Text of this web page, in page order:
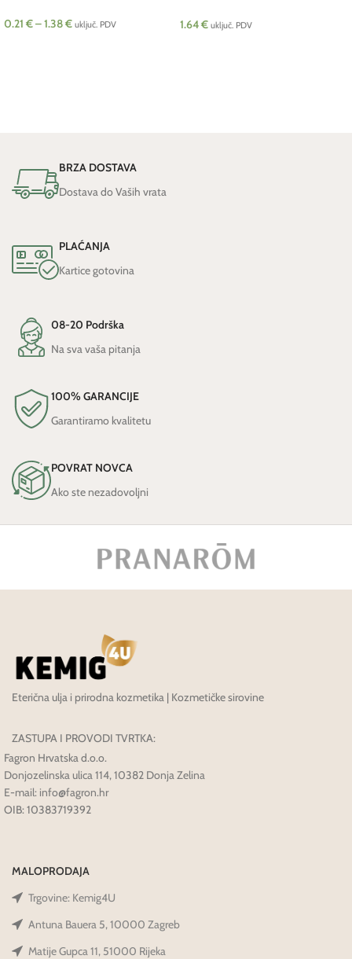
0.21 €–1.38€ uključ. PDV
1.64€ uključ. PDV
BRZA DOSTAVA
Dostava do Vaših vrata
PLAĆANJA
Kartice gotovina
08-20 Podrška
Na sva vaša pitanja
100% GARANCIJE
Garantiramo kvalitetu
POVRAT NOVCA
Ako ste nezadovoljni
Eterična ulja i prirodna kozmetika | Kozmetičke sirovine
ZASTUPA I PROVODI TVRTKA:
Fagron Hrvatska d.o.o.
Donjozelinska ulica 114, 10382 Donja Zelina
E-mail: info@fagron.hr
OIB: 10383719392
MALOPRODAJA
Trgovine: Kemig4U
Antuna Bauera 5, 10000 Zagreb
Matije Gupca 11, 51000 Rijeka